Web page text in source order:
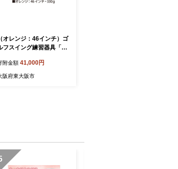
（オレンジ：46インチ）ゴ
フスイング練習器具「ワ
ップでスイングを極め
！
附金額 41,000円
阪府東大阪市